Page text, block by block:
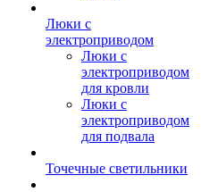
Люки с
электроприводом
Люки с
электроприводом
для кровли
Люки с
электроприводом
для подвала
Точечные светильники